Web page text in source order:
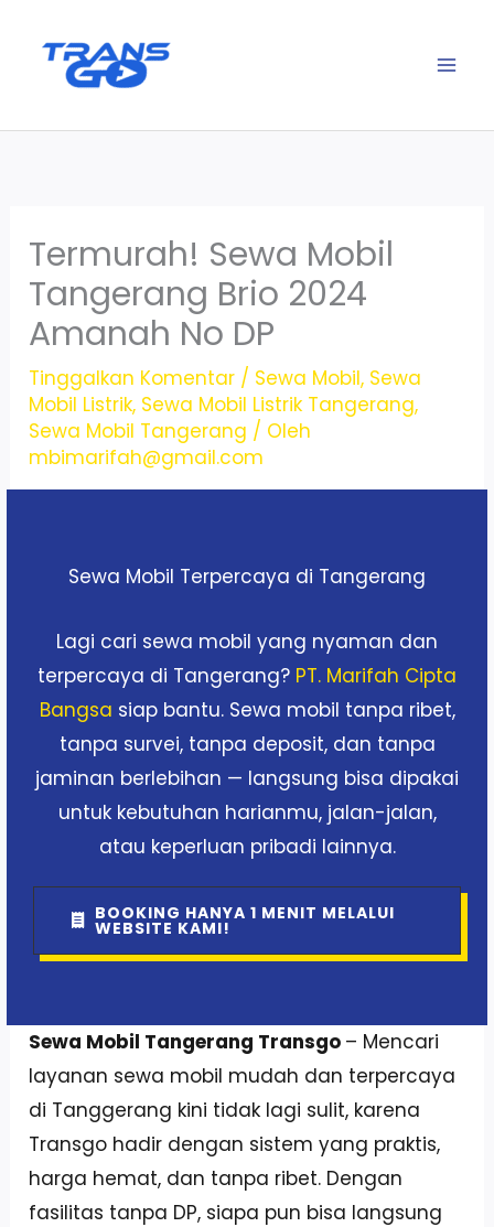
Termurah! Sewa Mobil
Tangerang Brio 2024
Amanah No DP
Tinggalkan Komentar / Sewa Mobil, Sewa
Mobil Listrik, Sewa Mobil Listrik Tangerang,
Sewa Mobil Tangerang / Oleh
mbimarifah@gmail.com
Sewa Mobil Terpercaya di Tangerang
Lagi cari sewa mobil yang nyaman dan
terpercaya di Tangerang? PT. Marifah Cipta
Bangsa siap bantu. Sewa mobil tanpa ribet,
tanpa survei, tanpa deposit, dan tanpa
jaminan berlebihan — langsung bisa dipakai
untuk kebutuhan harianmu, jalan-jalan,
atau keperluan pribadi lainnya.
BOOKING HANYA 1 MENIT MELALUI
WEBSITE KAMI!
Sewa Mobil Tangerang Transgo – Mencari
layanan sewa mobil mudah dan terpercaya
di Tanggerang kini tidak lagi sulit, karena
Transgo hadir dengan sistem yang praktis,
harga hemat, dan tanpa ribet. Dengan
fasilitas tanpa DP, siapa pun bisa langsung